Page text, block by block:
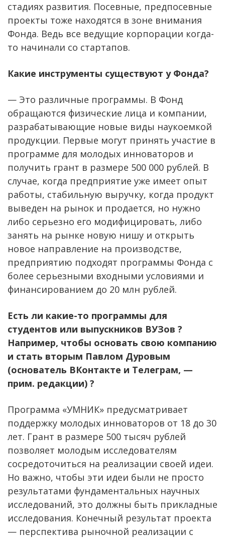
стадиях развития. Посевные, предпосевные
проекты тоже находятся в зоне внимания
Фонда. Ведь все ведущие корпорации когда-
то начинали со стартапов.
Какие инструменты существуют у Фонда?
— Это различные программы. В Фонд
обращаются физические лица и компании,
разрабатывающие новые виды наукоемкой
продукции. Первые могут принять участие в
программе для молодых инноваторов и
получить грант в размере 500 000 рублей. В
случае, когда предприятие уже имеет опыт
работы, стабильную выручку, когда продукт
выведен на рынок и продается, но нужно
либо серьезно его модифицировать, либо
занять на рынке новую нишу и открыть
новое направление на производстве,
предприятию подходят программы Фонда с
более серьезными входными условиями и
финансированием до 20 млн рублей.
Есть ли какие-то программы для
студентов или выпускников ВУЗов ?
Например, чтобы основать свою компанию
и стать вторым Павлом Дуровым
(основатель ВКонтакте и Телеграм, —
прим. редакции) ?
Программа «УМНИК» предусматривает
поддержку молодых инноваторов от 18 до 30
лет. Грант в размере 500 тысяч рублей
позволяет молодым исследователям
сосредоточиться на реализации своей идеи.
Но важно, чтобы эти идеи были не просто
результатами фундаментальных научных
исследований, это должны быть прикладные
исследования. Конечный результат проекта
— перспектива рыночной реализации с